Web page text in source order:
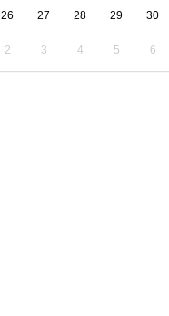
26 27 28 29 30
2 3 4 5 6